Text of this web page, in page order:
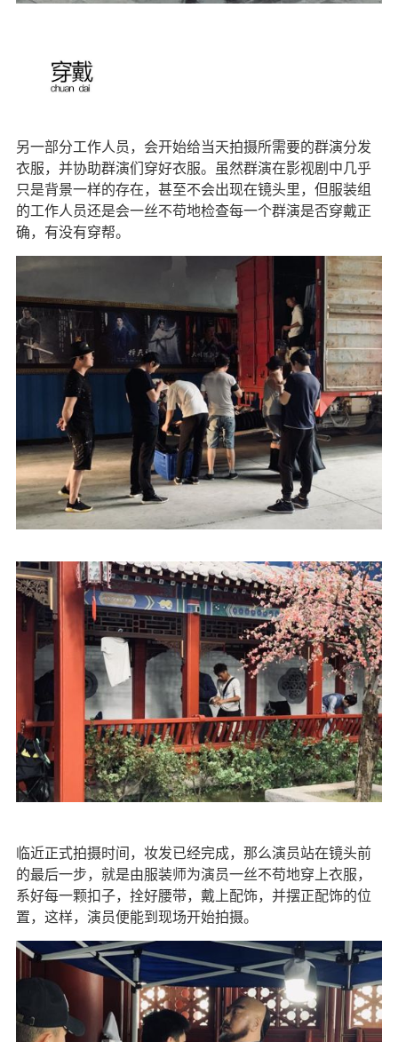
另一部分工作人员，会开始给当天拍摄所需要的群演分发
衣服，并协助群演们穿好衣服。虽然群演在影视剧中几乎
只是背景一样的存在，甚至不会出现在镜头里，但服装组
的工作人员还是会一丝不苟地检查每一个群演是否穿戴正
确，有没有穿帮。
临近正式拍摄时间，妆发已经完成，那么演员站在镜头前
的最后一步，就是由服装师为演员一丝不苟地穿上衣服，
系好每一颗扣子，拴好腰带，戴上配饰，并摆正配饰的位
置，这样，演员便能到现场开始拍摄。